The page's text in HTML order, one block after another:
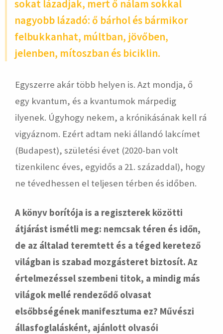
sokat lázadjak, mert ő nálam sokkal
nagyobb lázadó: ő bárhol és bármikor
felbukkanhat, múltban, jövőben,
jelenben, mítoszban és biciklin.
Egyszerre akár több helyen is. Azt mondja, ő
egy kvantum, és a kvantumok márpedig
ilyenek. Úgyhogy nekem, a krónikásának kell rá
vigyáznom. Ezért adtam neki állandó lakcímet
(Budapest), születési évet (2020-ban volt
tizenkilenc éves, egyidős a 21. századdal), hogy
ne tévedhessen el teljesen térben és időben.
A könyv borítója is a regiszterek közötti
átjárást ismétli meg: nemcsak téren és időn,
de az általad teremtett és a téged keretező
világban is szabad mozgásteret biztosít. Az
értelmezéssel szembeni titok, a mindig más
világok mellé rendeződő olvasat
elsőbbségének manifesztuma ez? Művészi
állasfoglalásként, ajánlott olvasói